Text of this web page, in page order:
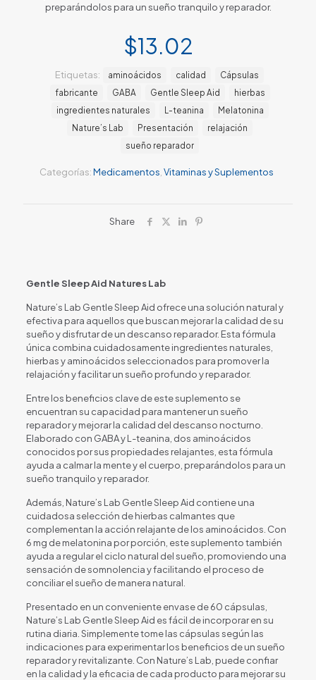
preparándolos para un sueño tranquilo y reparador.
$13.02
Categorías:Medicamentos Vitaminas y Suplementos
Etiquetas: aminoácidos calidad
Cápsulas
fabricante
GABA Gentle Sleep Aid
hierbas
ingredientes naturales
L-teanina
Melatonina
Nature’s Lab
Presentación
relajación
sueño reparador
Share
Gentle Sleep Aid Natures Lab
Nature’s Lab Gentle Sleep Aid ofrece una solución natural y
efectiva para aquellos que buscan mejorar la calidad de su
sueño y disfrutar de un descanso reparador. Esta fórmula
única combina cuidadosamente ingredientes naturales,
hierbas y aminoácidos seleccionados para promover la
relajación y facilitar un sueño profundo y reparador.
Entre los beneficios clave de este suplemento se
encuentran su capacidad para mantener un sueño
reparador y mejorar la calidad del descanso nocturno.
Elaborado con GABA y L-teanina, dos aminoácidos
conocidos por sus propiedades relajantes, esta fórmula
ayuda a calmar la mente y el cuerpo, preparándolos para un
sueño tranquilo y reparador.
Además, Nature’s Lab Gentle Sleep Aid contiene una
cuidadosa selección de hierbas calmantes que
complementan la acción relajante de los aminoácidos. Con
6 mg de melatonina por porción, este suplemento también
ayuda a regular el ciclo natural del sueño, promoviendo una
sensación de somnolencia y facilitando el proceso de
conciliar el sueño de manera natural.
Presentado en un conveniente envase de 60 cápsulas,
Nature’s Lab Gentle Sleep Aid es fácil de incorporar en su
rutina diaria. Simplemente tome las cápsulas según las
indicaciones para experimentar los beneficios de un sueño
reparador y revitalizante. Con Nature’s Lab, puede confiar
en la calidad y la eficacia de cada producto para mejorar su